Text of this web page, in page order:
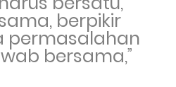
berpikir
permasalahan
bersama,”